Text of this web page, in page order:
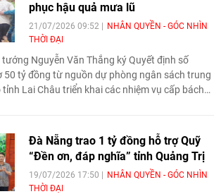
phục hậu quả mưa lũ
21/07/2026 09:52
NHÂN QUYỀN - GÓC NHÌN
THỜI ĐẠI
Nguyễn Văn Thắng ký Quyết định số
50 tỷ đồng từ nguồn dự phòng ngân sách trung
Lai Châu triển khai các nhiệm vụ cấp bách
Đà Nẵng trao 1 tỷ đồng hỗ trợ Quỹ
“Đền ơn, đáp nghĩa” tỉnh Quảng Trị
19/07/2026 17:50
NHÂN QUYỀN - GÓC NHÌN
THỜI ĐẠI